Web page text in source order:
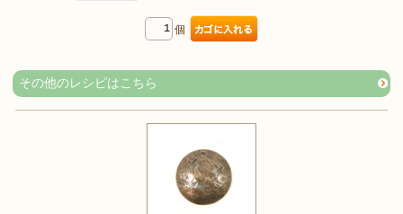
個
その他のレシピはこちら